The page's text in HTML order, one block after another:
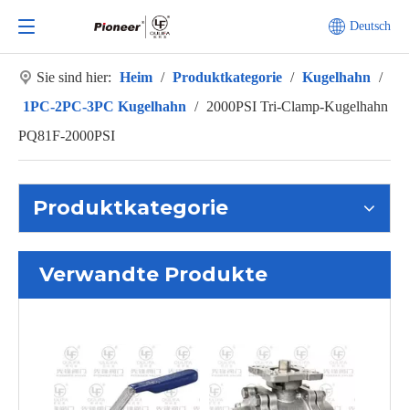
Deutsch
Sie sind hier: Heim / Produktkategorie / Kugelhahn /
1PC-2PC-3PC Kugelhahn / 2000PSI Tri-Clamp-Kugelhahn
PQ81F-2000PSI
Produktkategorie
Verwandte Produkte